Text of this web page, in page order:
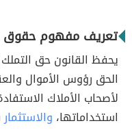
تعريف مفهوم حقوق
يحفظ القانون حق
الحق رؤوس الأموال
لأصحاب الأملاك
استخداماتها، والاستثمار